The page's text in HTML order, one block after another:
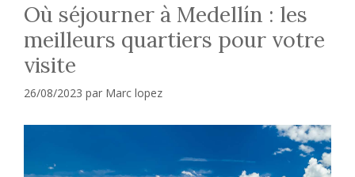
Où séjourner à Medellín : les
meilleurs quartiers pour votre
visite
26/08/2023 par Marc lopez